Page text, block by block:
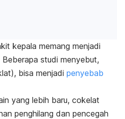
kepala memang menjadi
studi menyebut,
bisa menjadi penyebab
yang lebih baru, cokelat
penghilang dan pencegah